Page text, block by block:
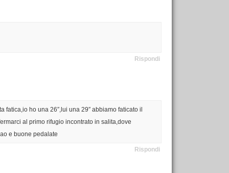
Rispondi
ho una 26″,lui una 29″ abbiamo faticato il
al primo rifugio incontrato in salita,dove
e buone pedalate
Rispondi